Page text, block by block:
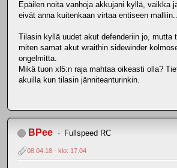
Epäilen noita vanhoja akkujani kyllä, vaikka
eivät anna kuitenkaan virtaa entiseen malliin..
Tilasin kyllä uudet akut defenderiin jo, mutta
miten samat akut wraithin sidewinder
ongelmitta.
Mikä tuon xl5:n raja mahtaa oikeasti olla?
akuilla kun tilasin jänniteanturinkin.
BPee Fullspeed RC
08.04.18 - klo: 17.04